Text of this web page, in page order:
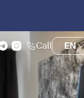
Call EN